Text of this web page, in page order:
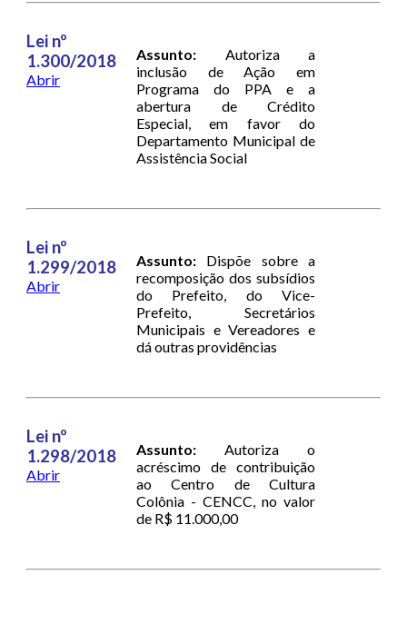
Lei nº
1.300/2018
Abrir
Assunto: Autoriza a
inclusão de Ação em
Programa do PPA e a
abertura de Crédito
Especial, em favor do
Departamento Municipal de
Assistência Social
Lei nº
1.299/2018
Abrir
Assunto: Dispõe sobre a
recomposição dos subsídios
do Prefeito, do Vice-
Prefeito, Secretários
Municipais e Vereadores e
dá outras providências
Lei nº
1.298/2018
Abrir
Assunto: Autoriza o
acréscimo de contribuição
ao Centro de Cultura
Colônia - CENCC, no valor
de R$ 11.000,00